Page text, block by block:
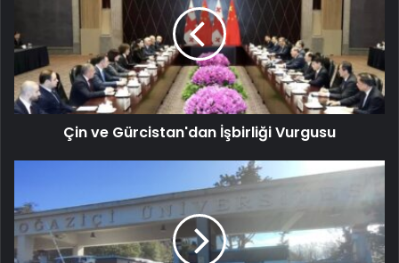
Çin ve Gürcistan'dan İşbirliği Vurgusu